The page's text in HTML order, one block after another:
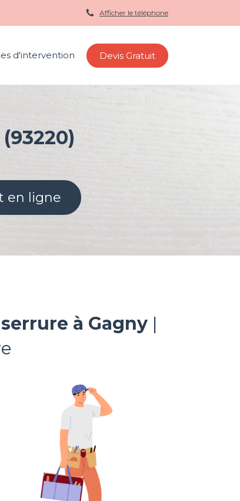
Afficher le téléphone
d'intervention Devis Gratuit
en ligne
à Gagny |